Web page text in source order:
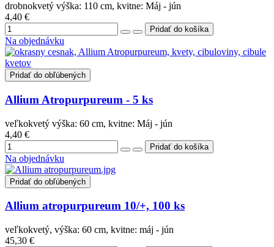
drobnokvetý výška: 110 cm, kvitne: Máj - jún
4,40 €
Na objednávku
Pridať do obľúbených
Allium Atropurpureum - 5 ks
veľkokvetý výška: 60 cm, kvitne: Máj - jún
4,40 €
Na objednávku
Pridať do obľúbených
Allium atropurpureum 10/+, 100 ks
veľkokvetý, výška: 60 cm, kvitne: máj - jún
45,30 €